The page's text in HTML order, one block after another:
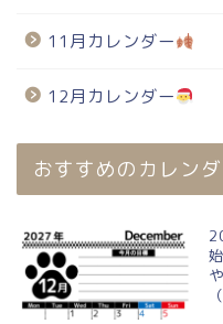
11月カレンダー
12月カレンダー
おすすめのカレン